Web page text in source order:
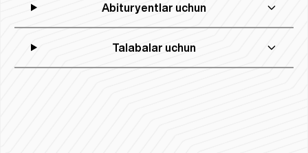
Abituryentlar uchun
Talabalar uchun